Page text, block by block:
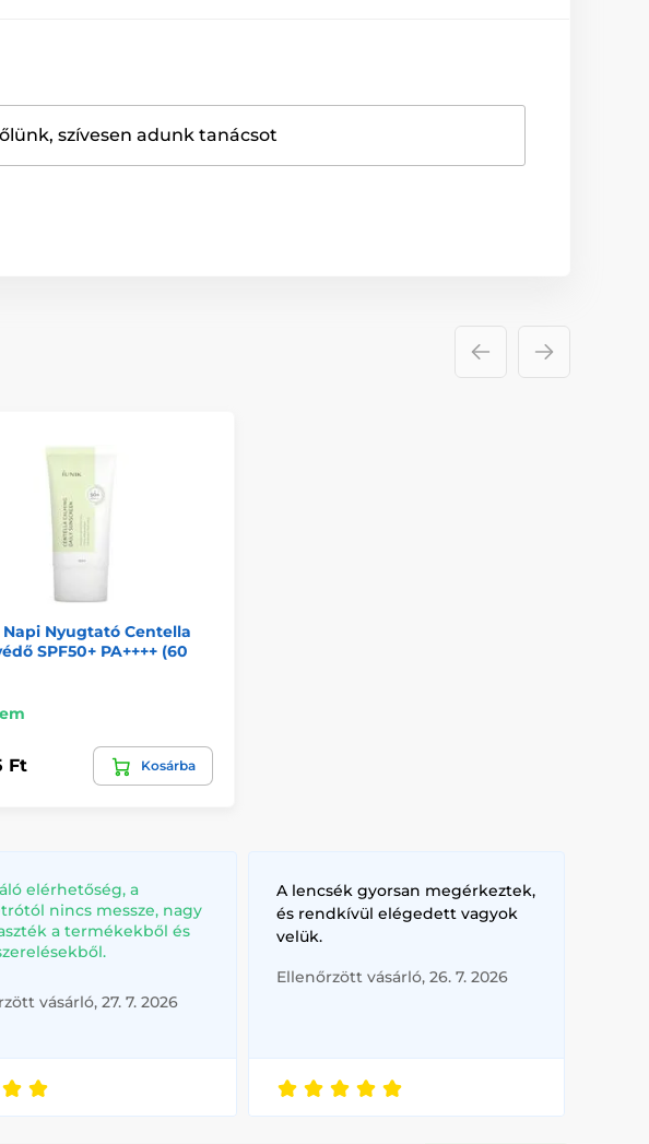
szívesen adunk tanácsot
Napi Nyugtató Centella
SPF50+ PA++++ (60
Ft Kosárba
elérhetőség, a
nincs messze, nagy
a termékekből és
vásárló, 27. 7. 2026
A lencsék gyorsan megérkeztek,
és rendkívül elégedett vagyok
velük.
Ellenőrzött vásárló, 26. 7. 2026